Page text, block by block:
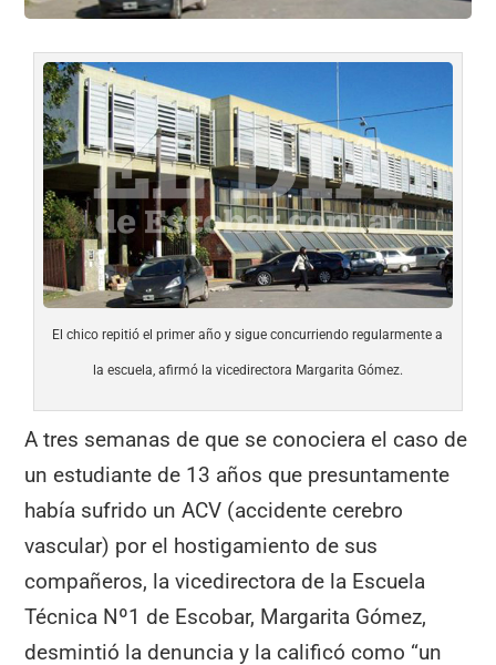
El chico repitió el primer año y sigue concurriendo regularmente a
la escuela, afirmó la vicedirectora Margarita Gómez.
A tres semanas de que se conociera el caso de
un estudiante de 13 años que presuntamente
había sufrido un ACV (accidente cerebro
vascular) por el hostigamiento de sus
compañeros, la vicedirectora de la Escuela
Técnica Nº1 de Escobar, Margarita Gómez,
desmintió la denuncia y la calificó como “un